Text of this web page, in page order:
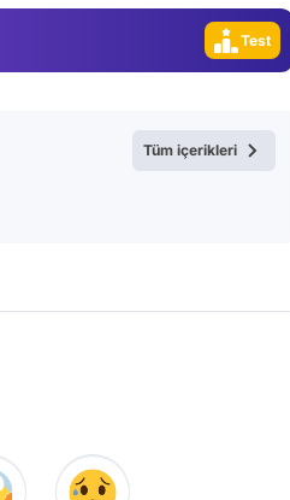
Gündem
Test
Tüm içerikleri